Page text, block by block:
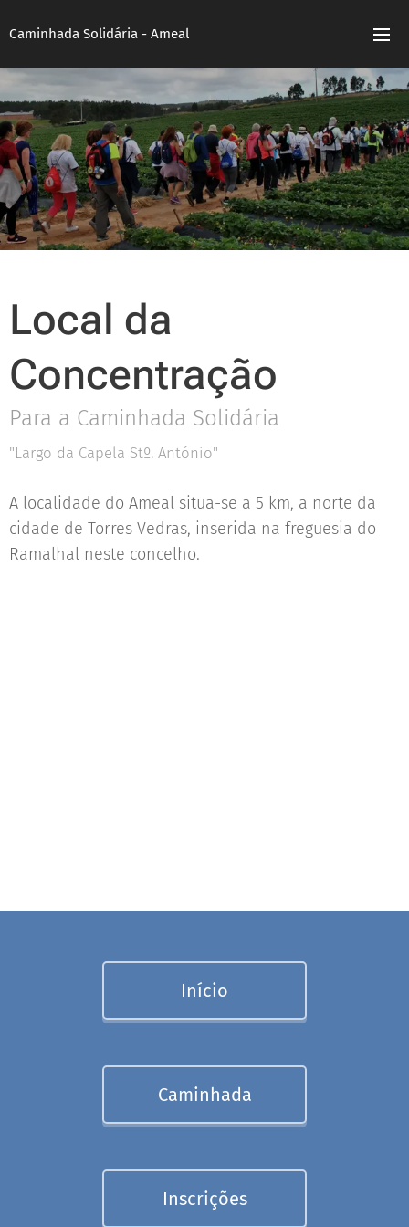
Caminhada Solidária - Ameal
Local da
Concentração
Para a Caminhada Solidária
"Largo da Capela Stº. António"
A localidade do Ameal situa-se a 5 km, a norte da
cidade de Torres Vedras, inserida na freguesia do
Ramalhal neste concelho.
Início
Caminhada
Inscrições